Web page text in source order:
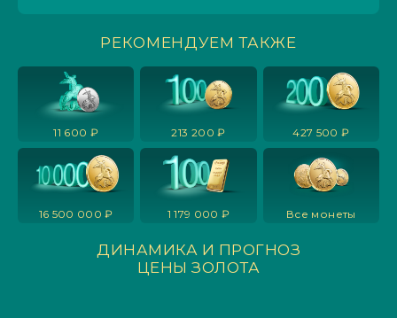
РЕКОМЕНДУЕМ ТАКЖЕ
11 600 ₽ 213 200 ₽ 427 500 ₽
16 500 000 ₽ 1 179 000 ₽ Все монеты
ДИНАМИКА И ПРОГНОЗ
ЦЕНЫ ЗОЛОТА